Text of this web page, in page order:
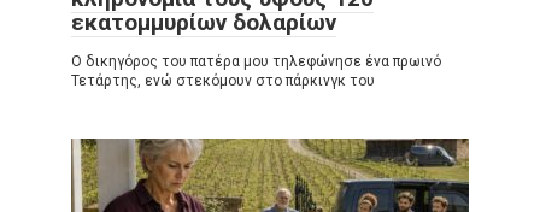
εκατομμυρίων δολαρίων
Ο δικηγόρος του πατέρα μου τηλεφώνησε ένα πρωινό
Τετάρτης, ενώ στεκόμουν στο πάρκινγκ του